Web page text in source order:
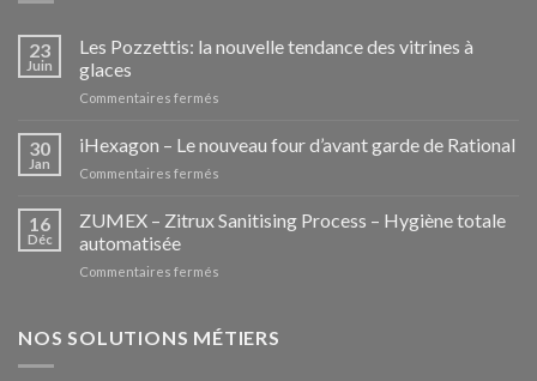
23
Juin
Les Pozzettis: la nouvelle tendance des vitrines à
glaces
Commentaires fermés
Pozzettis:
la
des
30
Jan
iHexagon – Le nouveau four d’avant garde de Rational
Commentaires fermés
–
Le
de
16
Déc
ZUMEX – Zitrux Sanitising Process – Hygiène totale
automatisée
Commentaires fermés
Zitrux
NOS SOLUTIONS MÉTIERS